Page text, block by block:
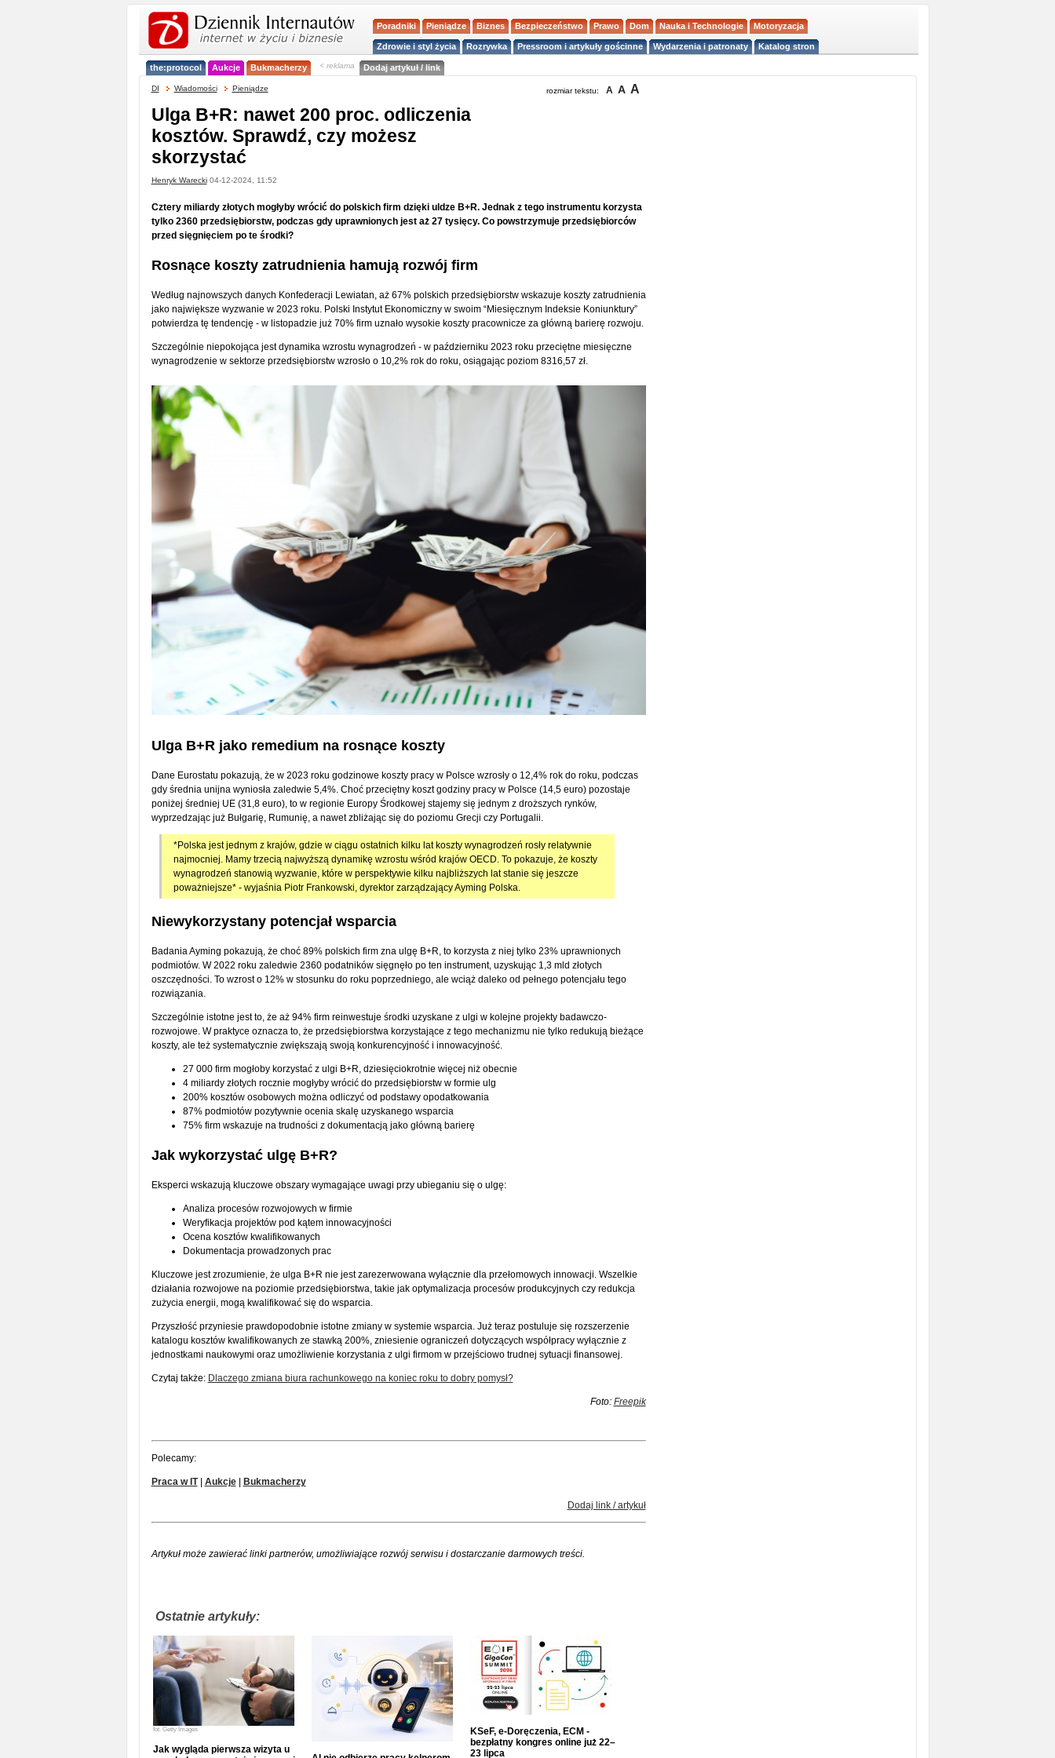
Poradniki Pieniądze Biznes Bezpieczeństwo Prawo Dom Nauka i Technologie Motoryzacja
Zdrowie i styl życia Rozrywka Pressroom i artykuły gościnne Wydarzenia i patronaty Katalog stron
the:protocol Aukcje Bukmacherzy < reklama Dodaj artykuł / link
DI Wiadomości Pieniądze rozmiar tekstu: A A A
Ulga B+R: nawet 200 proc. odliczenia
kosztów. Sprawdź, czy możesz
skorzystać
Henryk Warecki04-12-2024, 11:52
Cztery miliardy złotych mogłyby wrócić do polskich firm dzięki uldze B+R. Jednak z tego instrumentu korzysta
tylko 2360 przedsiębiorstw, podczas gdy uprawnionych jest aż 27 tysięcy. Co powstrzymuje przedsiębiorców
przed sięgnięciem po te środki?
Rosnące koszty zatrudnienia hamują rozwój firm
Według najnowszych danych Konfederacji Lewiatan, aż 67% polskich przedsiębiorstw wskazuje koszty zatrudnienia
jako największe wyzwanie w 2023 roku. Polski Instytut Ekonomiczny w swoim “Miesięcznym Indeksie Koniunktury”
potwierdza tę tendencję - w listopadzie już 70% firm uznało wysokie koszty pracownicze za główną barierę rozwoju.
Szczególnie niepokojąca jest dynamika wzrostu wynagrodzeń - w październiku 2023 roku przeciętne miesięczne
wynagrodzenie w sektorze przedsiębiorstw wzrosło o 10,2% rok do roku, osiągając poziom 8316,57 zł.
Ulga B+Rjako remedium na rosnące koszty
Dane Eurostatu pokazują, że w 2023 roku godzinowe koszty pracy w Polsce wzrosły o 12,4% rok do roku, podczas
gdy średnia unijna wyniosła zaledwie 5,4%. Choć przeciętny koszt godziny pracy w Polsce (14,5 euro) pozostaje
poniżej średniej UE (31,8 euro), to w regionie Europy Środkowej stajemy się jednym z droższych rynków,
wyprzedzając już Bułgarię, Rumunię, a nawet zbliżając się do poziomu Grecji czy Portugalii.
*Polska jest jednym z krajów, gdzie w ciągu ostatnich kilku lat koszty wynagrodzeń rosły relatywnie
najmocniej. Mamy trzecią najwyższą dynamikę wzrostu wśród krajów OECD. To pokazuje, że koszty
wynagrodzeń stanowią wyzwanie, które w perspektywie kilku najbliższych lat stanie się jeszcze
poważniejsze* - wyjaśnia Piotr Frankowski, dyrektor zarządzający Ayming Polska.
Niewykorzystany potencjał wsparcia
Badania Ayming pokazują, że choć 89% polskich firm zna ulgę B+R, to korzysta z niej tylko 23% uprawnionych
podmiotów. W 2022 roku zaledwie 2360 podatników sięgnęło po ten instrument, uzyskując 1,3 mld złotych
oszczędności. To wzrost o 12% w stosunku do roku poprzedniego, ale wciąż daleko od pełnego potencjału tego
rozwiązania.
Szczególnie istotne jest to, że aż 94% firm reinwestuje środki uzyskane z ulgi w kolejne projekty badawczo-
rozwojowe. W praktyce oznacza to, że przedsiębiorstwa korzystające z tego mechanizmu nie tylko redukują bieżące
koszty, ale też systematycznie zwiększają swoją konkurencyjność i innowacyjność.
27 000 firm mogłoby korzystać z ulgi B+R, dziesięciokrotnie więcej niż obecnie
4 miliardy złotych rocznie mogłyby wrócić do przedsiębiorstw w formie ulg
200% kosztów osobowych można odliczyć od podstawy opodatkowania
87% podmiotów pozytywnie ocenia skalę uzyskanego wsparcia
75% firm wskazuje na trudności z dokumentacją jako główną barierę
Jak wykorzystać ulgę B+R?
Eksperci wskazują kluczowe obszary wymagające uwagi przy ubieganiu się o ulgę:
Analiza procesów rozwojowych w firmie
Weryfikacja projektów pod kątem innowacyjności
Ocena kosztów kwalifikowanych
Dokumentacja prowadzonych prac
Kluczowe jest zrozumienie, że ulga B+R nie jest zarezerwowana wyłącznie dla przełomowych innowacji. Wszelkie
działania rozwojowe na poziomie przedsiębiorstwa, takie jak optymalizacja procesów produkcyjnych czy redukcja
zużycia energii, mogą kwalifikować się do wsparcia.
Przyszłość przyniesie prawdopodobnie istotne zmiany w systemie wsparcia. Już teraz postuluje się rozszerzenie
katalogu kosztów kwalifikowanych ze stawką 200%, zniesienie ograniczeń dotyczących współpracy wyłącznie z
jednostkami naukowymi oraz umożliwienie korzystania z ulgi firmom w przejściowo trudnej sytuacji finansowej.
Czytaj także: Dlaczego zmiana biura rachunkowego na koniec roku to dobry pomysł?
Foto: Freepik
Polecamy:
Praca w IT| Aukcje| Bukmacherzy
Dodaj link / artykuł
Artykuł może zawierać linki partnerów, umożliwiające rozwój serwisu i dostarczanie darmowych treści.
Ostatnie artykuły:
fot. Getty Images
Jak wygląda pierwsza wizyta u
KSeF, e-Doręczenia, ECM -
bezpłatny kongres online już 22–
23 lipca